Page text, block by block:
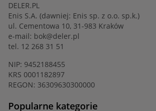
DELER.PL
Enis S.A. (dawniej: Enis sp. z o.o. sp.k.)
ul. Cementowa 10, 31-983 Kraków
e-mail: bok@deler.pl
tel. 12 268 31 51
NIP: 9452188455
KRS 0001182897
REGON: 36309630300000
Popularne kategorie